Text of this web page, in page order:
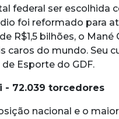
federal ser escolhida
foi reformado para
R$1,5 bilhões, o
caros do mundo. Seu
Esporte do GDF.
- 72.039 torcedores
nacional e o